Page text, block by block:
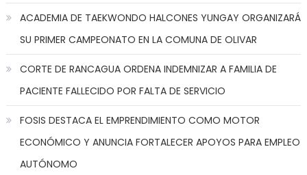
ACADEMIA DE TAEKWONDO HALCONES YUNGAY ORGANIZARÁ
SU PRIMER CAMPEONATO EN LA COMUNA DE OLIVAR
CORTE DE RANCAGUA ORDENA INDEMNIZAR A FAMILIA DE
PACIENTE FALLECIDO POR FALTA DE SERVICIO
FOSIS DESTACA EL EMPRENDIMIENTO COMO MOTOR
ECONÓMICO Y ANUNCIA FORTALECER APOYOS PARA EMPLEO
AUTÓNOMO